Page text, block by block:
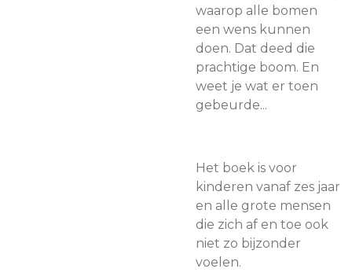
waarop alle bomen
een wens kunnen
doen. Dat deed die
prachtige boom. En
weet je wat er toen
gebeurde...
Het boek is voor
kinderen vanaf zes jaar
en alle grote mensen
die zich af en toe ook
niet zo bijzonder
voelen.